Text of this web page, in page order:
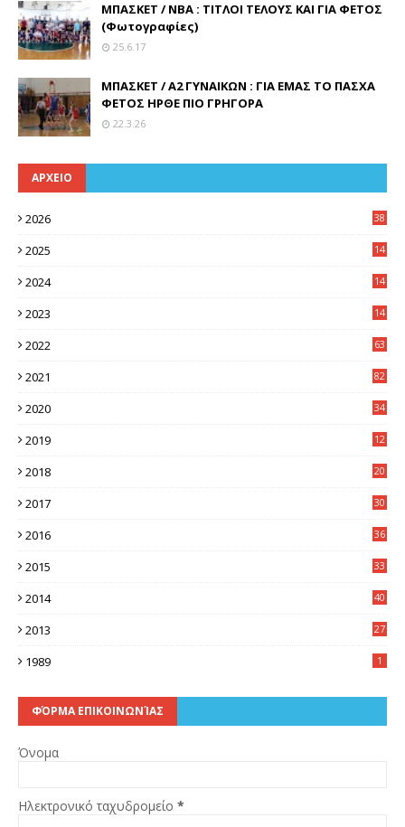
ΜΠΑΣΚΕΤ / ΝΒΑ : ΤΙΤΛΟΙ ΤΕΛΟΥΣ ΚΑΙ ΓΙΑ ΦΕΤΟΣ
(Φωτογραφίες)
25.6.17
ΜΠΑΣΚΕΤ / Α2 ΓΥΝΑΙΚΩΝ : ΓΙΑ ΕΜΑΣ ΤΟ ΠΑΣΧΑ
ΦΕΤΟΣ ΗΡΘΕ ΠΙΟ ΓΡΗΓΟΡΑ
22.3.26
ΑΡΧΕΙΟ
2026 38
2025
14
2024
14
2023
14
2022 63
2021 82
2020 34
2019
12
2018
20
2017
30
2016
36
2015
33
2014
40
2013
27
1989 1
ΦΌΡΜΑ ΕΠΙΚΟΙΝΩΝΊΑΣ
Όνομα
Ηλεκτρονικό ταχυδρομείο *